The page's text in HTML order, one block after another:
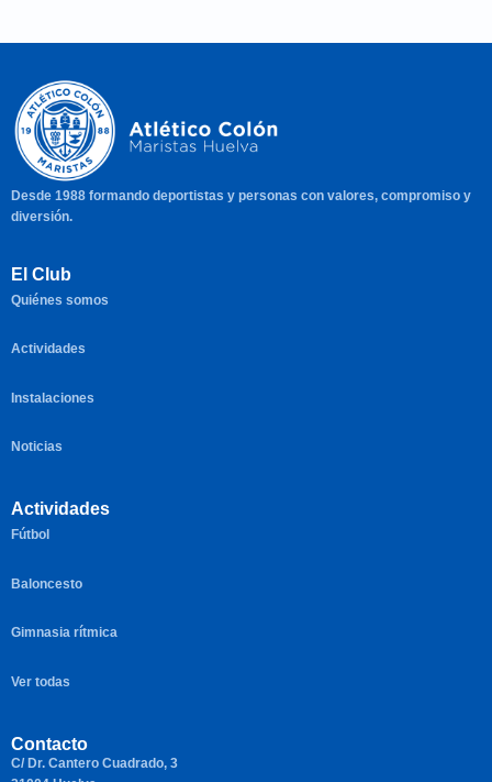
Desde 1988 formando deportistas y personas con valores, compromiso y
diversión.
El Club
Quiénes somos
Actividades
Instalaciones
Noticias
Actividades
Fútbol
Baloncesto
Gimnasia rítmica
Ver todas
Contacto
C/ Dr. Cantero Cuadrado, 3